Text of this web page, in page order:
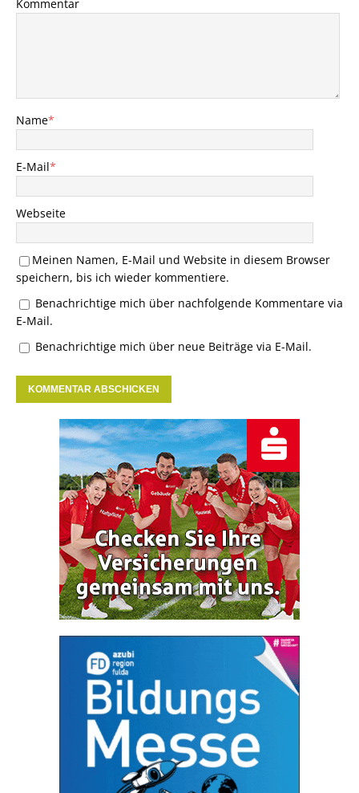
Kommentar
Name*
E-Mail*
Webseite
Meinen Namen, E-Mail und Website in diesem Browser
speichern, bis ich wieder kommentiere.
Benachrichtige mich über nachfolgende Kommentare via
E-Mail.
Benachrichtige mich über neue Beiträge via E-Mail.